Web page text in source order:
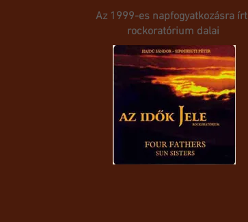
Az 1999-es napfogyatkozásra írt
rockoratórium dalai